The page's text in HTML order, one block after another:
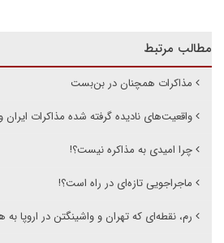
مطالب مرتبط
مذاکرات همچنان در بن‌بست
واقعیت‌های نادیده گرفته شده مذاکرات ایران
چرا امیدی به مذاکره نیست؟!
ماجراجویی تازه‌ای در راه است؟!
رم، نقطه‌ای که تهران و واشینگتن در اروپا به